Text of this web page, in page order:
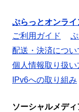
ぷらっとオンライ
ご利用ガイド
配送・決済につい
個人情報取り扱い
IPv6への取り組み
ソーシャルメディ